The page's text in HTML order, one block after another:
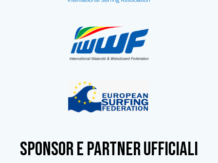
SPONSOR e partner ufficiali